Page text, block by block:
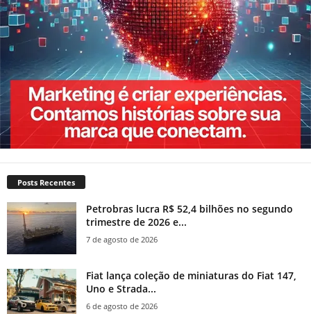
Posts Recentes
Petrobras lucra R$ 52,4 bilhões no segundo
trimestre de 2026 e...
7 de agosto de 2026
Fiat lança coleção de miniaturas do Fiat 147,
Uno e Strada...
6 de agosto de 2026